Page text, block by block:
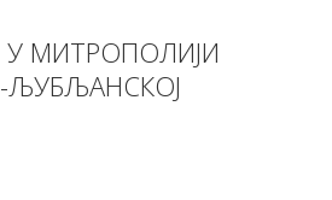
МИТРОПОЛИЈИ
ЉУБЉАНСКОЈ